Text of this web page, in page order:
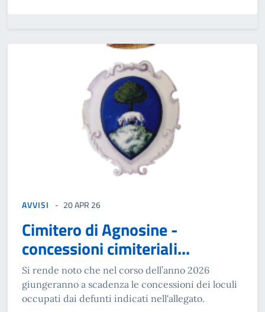
AVVISI 20 APR 26
Cimitero di Agnosine -
concessioni cimiteriali...
Si rende noto che nel corso dell’anno 2026
giungeranno a scadenza le concessioni dei loculi
occupati dai defunti indicati nell'allegato.